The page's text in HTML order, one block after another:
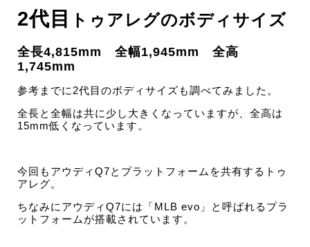
2代目 トゥアレグのボディサイズ
全長4,815mm 全幅1,945mm 全高
1,745mm
参考までに2代目のボディサイズも調べてみました。
全長と全幅は共に少し大きくなっていますが、全高は
15mm低くなっています。
今回もアウディQ7とプラットフォームを共有するトゥ
アレグ。
ちなみにアウディQ7には「MLB evo」と呼ばれるプラ
ットフォームが搭載されています。